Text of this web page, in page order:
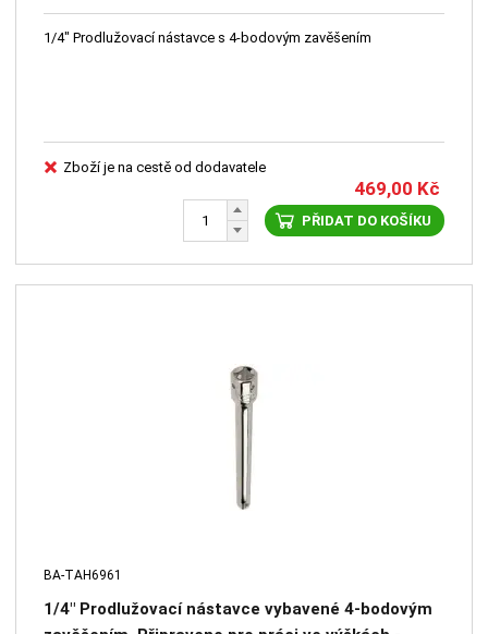
systém 4 otvorů - bezpečnostní čep – 50 mm
1/4" Prodlužovací nástavce s 4-bodovým zavěšením
Zboží je na cestě od dodavatele
469,00 Kč
PŘIDAT DO KOŠÍKU
BA-TAH6961
1/4" Prodlužovací nástavce vybavené 4-bodovým